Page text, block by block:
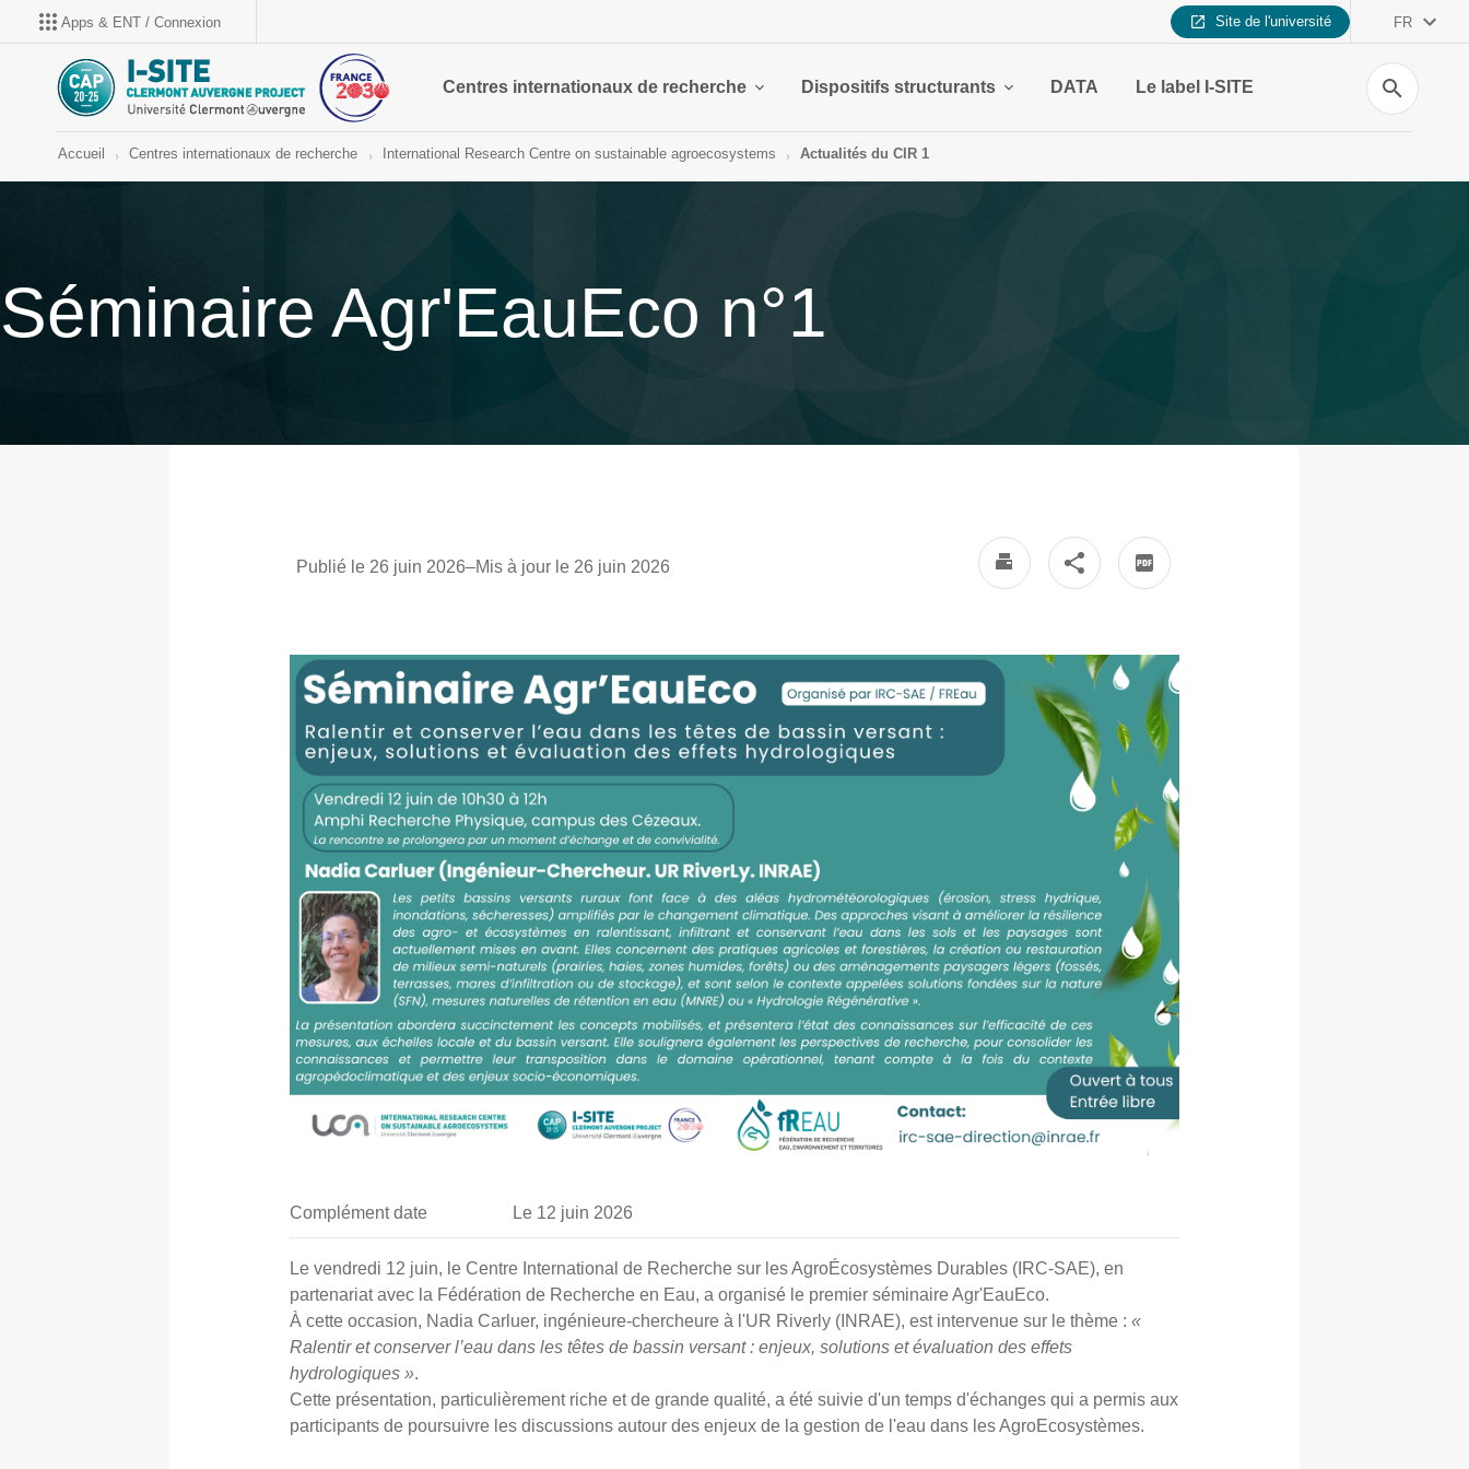
Apps & ENT / Connexion Site de l'université FR
Centres internationaux de recherche Dispositifs structurants DATA Le label I-SITE
Recherche
Accueil Centres internationaux de recherche International Research Centre on sustainable agroecosystems Actualités du CIR 1
Séminaire Agr'EauEco n°1
Publié le 26 juin 2026–Mis à jour le 26 juin 2026
Complément date Le 12 juin 2026
Le vendredi 12 juin, le Centre International de Recherche sur les AgroÉcosystèmes Durables (IRC-SAE), en
partenariat avec la Fédération de Recherche en Eau, a organisé le premier séminaire Agr'EauEco.
À cette occasion, Nadia Carluer, ingénieure-chercheure à l'UR Riverly (INRAE), est intervenue sur le thème :«
Ralentir et conserver l’eau dans les têtes de bassin versant : enjeux, solutions et évaluation des effets
hydrologiques ».
Cette présentation, particulièrement riche et de grande qualité, a été suivie d'un temps d'échanges qui a permis aux
participants de poursuivre les discussions autour des enjeux de la gestion de l'eau dans les AgroEcosystèmes.